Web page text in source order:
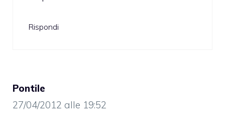
Rispondi
Pontile
27/04/2012 alle 19:52